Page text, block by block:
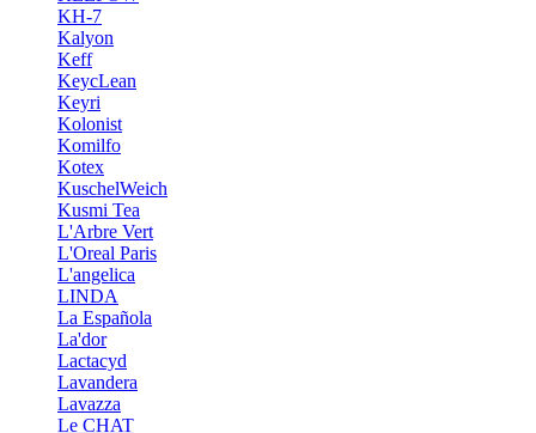
KH-7
Kalyon
Keff
KeycLean
Keyri
Kolonist
Komilfo
Kotex
KuschelWeich
Kusmi Tea
L'Arbre Vert
L'Oreal Paris
L'angelica
LINDA
La Española
La'dor
Lactacyd
Lavandera
Lavazza
Le CHAT